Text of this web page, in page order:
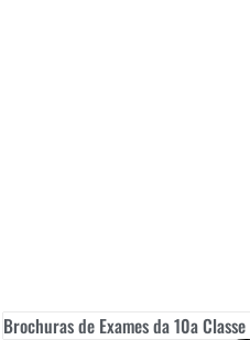
Brochuras de Exames da 10a Classe